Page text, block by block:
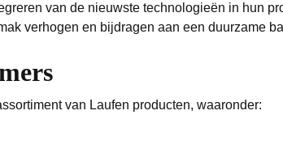
van de nieuwste technologieën in hun
verhogen en bijdragen aan een duurzame
van Laufen producten, waaronder: